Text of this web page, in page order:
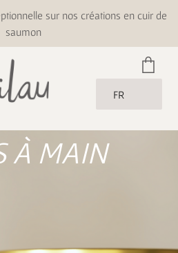
sur nos créations en cuir de
saumon
FR
À MAIN